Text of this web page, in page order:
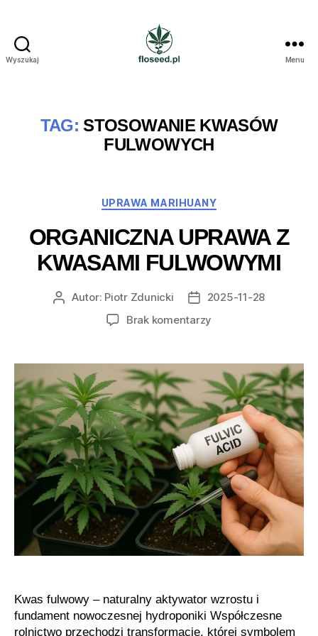
Wyszukaj Menu
TAG: STOSOWANIE KWASÓW
FULWOWYCH
Kategorie
UPRAWA MARIHUANY
ORGANICZNA UPRAWA Z
KWASAMI FULWOWYMI
AutorAutor: Piotr Zdunicki
Data2025-11-28
Brak komentarzy
z
kwasami
fulwowymi
Kwas fulwowy – naturalny aktywator wzrostu i
fundament nowoczesnej hydroponiki Współczesne
rolnictwo przechodzi transformację, której symbolem